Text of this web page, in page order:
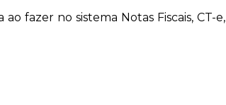
fazer no sistema Notas Fiscais, CT-e,